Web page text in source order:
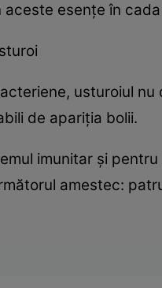
esenţe în
usturoiul
de apariţia bolii.
imunitar şi
amestec: